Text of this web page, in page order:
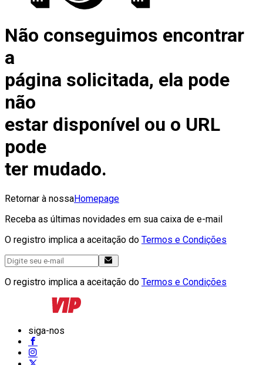
Não conseguimos encontrar
a
página solicitada, ela pode
não
estar disponível ou o URL
pode
ter mudado.
Retornar à nossaHomepage
Receba as últimas novidades em sua caixa de e-mail
O registro implica a aceitação do Termos e Condições
O registro implica a aceitação do Termos e Condições
siga-nos